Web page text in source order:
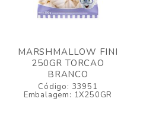
MARSHMALLOW FINI
250GR TORCAO
BRANCO
Código: 33951
Embalagem: 1X250GR